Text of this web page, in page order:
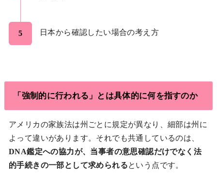
日本から確認したい場合の考え方
「強制的に行われる」とは具体的に何を指すのか
アメリカの家族法は州ごとに規定が異なり、細部は州に
よって違いがあります。それでも共通しているのは、
DNA鑑定への協力が、当事者の意思確認だけでなく法
的手続きの一部として求められるという点です。